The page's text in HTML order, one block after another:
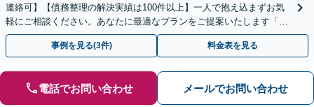
連絡可】【債務整理の解決実績は100件以上】一人で抱え込まずお気
軽にご相談ください。あなたに最適なプランをご提案いたします「法
人破産にも強い弁護士」【休日・夜間対応】
事例を見る(3件) 料金表を見る
電話でお問い合わせ メールでお問い合わせ